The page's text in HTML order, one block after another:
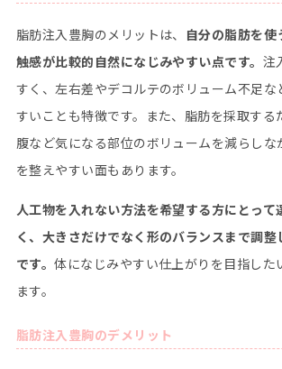
脂肪注入豊胸のメリットは、 自分の脂肪を使
触感が比較的自然になじみやすい点です。 注
すく、左右差やデコルテのボリューム不足な
すいことも特徴です。また、脂肪を採取する
腹など気になる部位のボリュームを減らしな
を整えやすい面もあります。
人工物を入れない方法を希望する方にとって
く、大きさだけでなく形のバランスまで調整
です。体になじみやすい仕上がりを目指した
ます。
脂肪注入豊胸のデメリット